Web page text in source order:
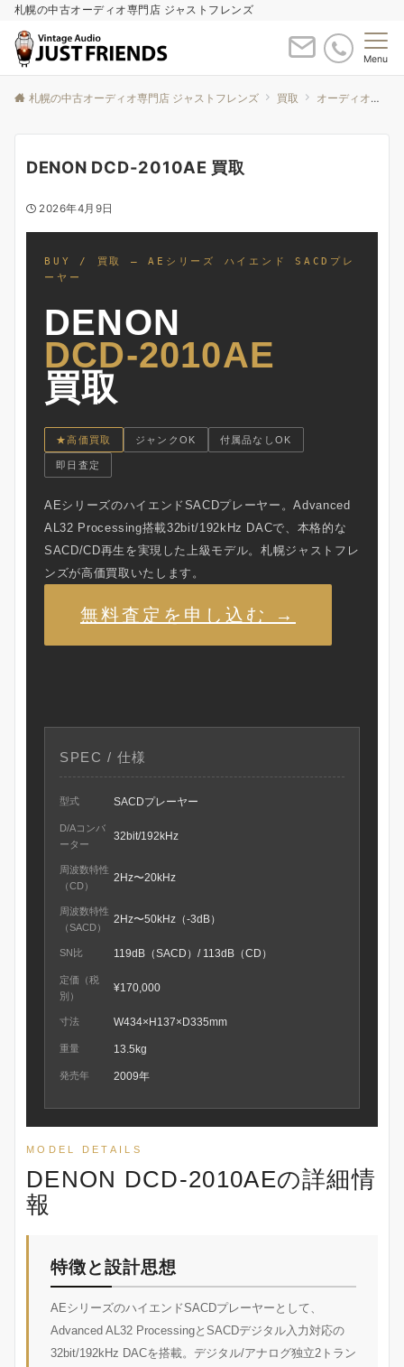
札幌の中古オーディオ専門店 ジャストフレンズ
Menu
札幌の中古オーディオ専門店 ジャストフレンズ 買取 オーディオ買取について
DENON DCD-2010AE 買取
2026年4月9日
BUY / 買取 — AEシリーズ ハイエンド SACDプレ
ーヤー
DENON
DCD-2010AE
買取
★高価買取 ジャンクOK 付属品なしOK
即日査定
AEシリーズのハイエンドSACDプレーヤー。Advanced
AL32 Processing搭載32bit/192kHz DACで、本格的な
SACD/CD再生を実現した上級モデル。札幌ジャストフレ
ンズが高価買取いたします。
無料査定を申し込む →
SPEC / 仕様
型式 SACDプレーヤー
D/Aコンバ
ーター
32bit/192kHz
周波数特性
（CD）
2Hz〜20kHz
周波数特性
（SACD）
2Hz〜50kHz（-3dB）
SN比 119dB（SACD）/ 113dB（CD）
定価（税
別）
¥170,000
寸法 W434×H137×D335mm
重量 13.5kg
発売年 2009年
MODEL DETAILS
DENON DCD-2010AEの詳細情
報
特徴と設計思想
AEシリーズのハイエンドSACDプレーヤーとして、
Advanced AL32 ProcessingとSACDデジタル入力対応の
32bit/192kHz DACを搭載。デジタル/アナログ独立2トラン